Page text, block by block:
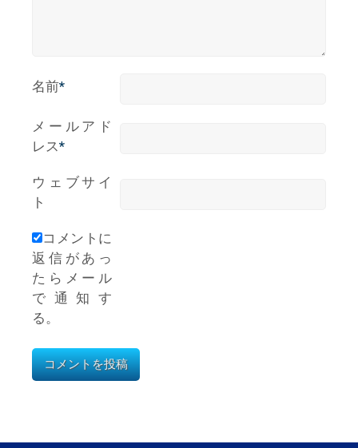
名前*
メールアド
レス*
ウェブサイ
ト
コメントに
返信があっ
たらメール
で通知す
る。